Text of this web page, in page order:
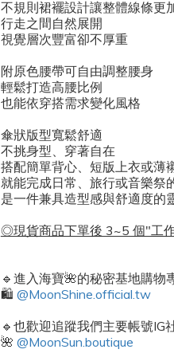
不規則裙襬設計讓整體線條更
行走之間自然展開
視覺層次豐富卻不厚重
附原色腰帶可自由調整腰身
輕鬆打造高腰比例
也能依穿搭需求變化風格
傘狀版型寬鬆舒適
不挑身型、穿著自在
搭配簡單背心、短版上衣或薄
就能完成日常、旅行或音樂祭
是一件兼具造型感與舒適度的
◎現貨商品下單後 3~5 個"工
🔹進入海寶🌺的秘密基地購物
🛍️ @MoonShine.official.tw
🔹也歡迎追蹤我們主要帳號
🌺 @MoonSun.boutique